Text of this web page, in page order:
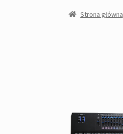
Strona główna